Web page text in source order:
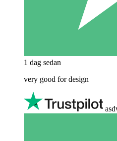
1 dag sedan
very good for design